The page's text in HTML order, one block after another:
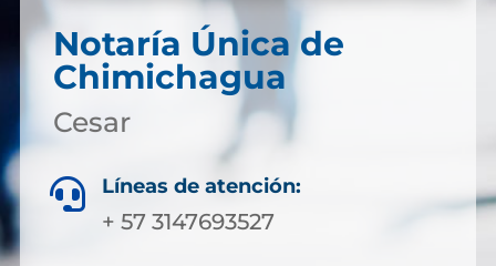
Notaría Única de
Chimichagua
Cesar
 Líneas de atención:
+ 57 3147693527